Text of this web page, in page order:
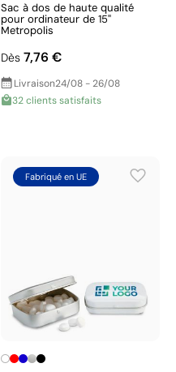
Sac à dos de haute qualité
pour ordinateur de 15''
Metropolis
Dès 7,76 €
Livraison24/08 - 26/08
32 clients satisfaits
Fabriqué en UE